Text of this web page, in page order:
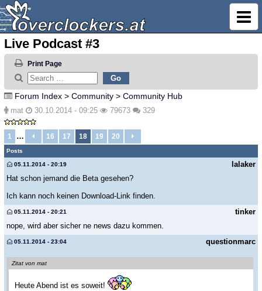
Live Podcast #3
Print Page
Forum Index > Community > Community Hub
mat 30.10.2014 - 09:25 79673 329
1 … 16 17 18 19 20
Posts
lalaker
05.11.2014 - 20:19
Hat schon jemand die Beta gesehen?
Ich kann noch keinen Download-Link finden.
tinker
05.11.2014 - 20:21
nope, wird aber sicher ne news dazu kommen.
questionmarc
05.11.2014 - 23:04
Zitat von mat
Heute Abend ist es soweit!